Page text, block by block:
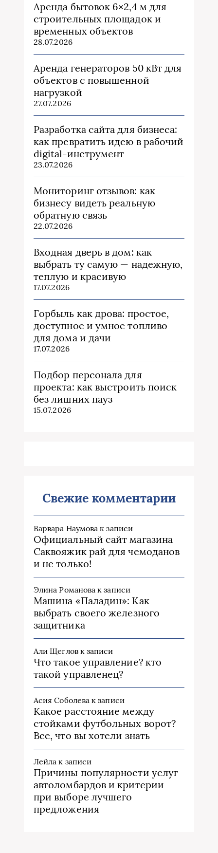
Аренда бытовок 6×2,4 м для
строительных площадок и
временных объектов
28.07.2026
Аренда генераторов 50 кВт для
объектов с повышенной
нагрузкой
27.07.2026
Разработка сайта для бизнеса:
как превратить идею в рабочий
digital-инструмент
23.07.2026
Мониторинг отзывов: как
бизнесу видеть реальную
обратную связь
22.07.2026
Входная дверь в дом: как
выбрать ту самую — надежную,
теплую и красивую
17.07.2026
Горбыль как дрова: простое,
доступное и умное топливо
для дома и дачи
17.07.2026
Подбор персонала для
проекта: как выстроить поиск
без лишних пауз
15.07.2026
Свежие комментарии
Варвара Наумова к записи
Официальный сайт магазина
Саквояжик рай для чемоданов
и не только!
Элина Романова к записи
Машина «Паладин»: Как
выбрать своего железного
защитника
Али Щегловк записи
Что такое управление? кто
такой управленец?
Асия Соболева к записи
Какое расстояние между
стойками футбольных ворот?
Все, что вы хотели знать
Лейла к записи
Причины популярности услуг
автоломбардов и критерии
при выборе лучшего
предложения